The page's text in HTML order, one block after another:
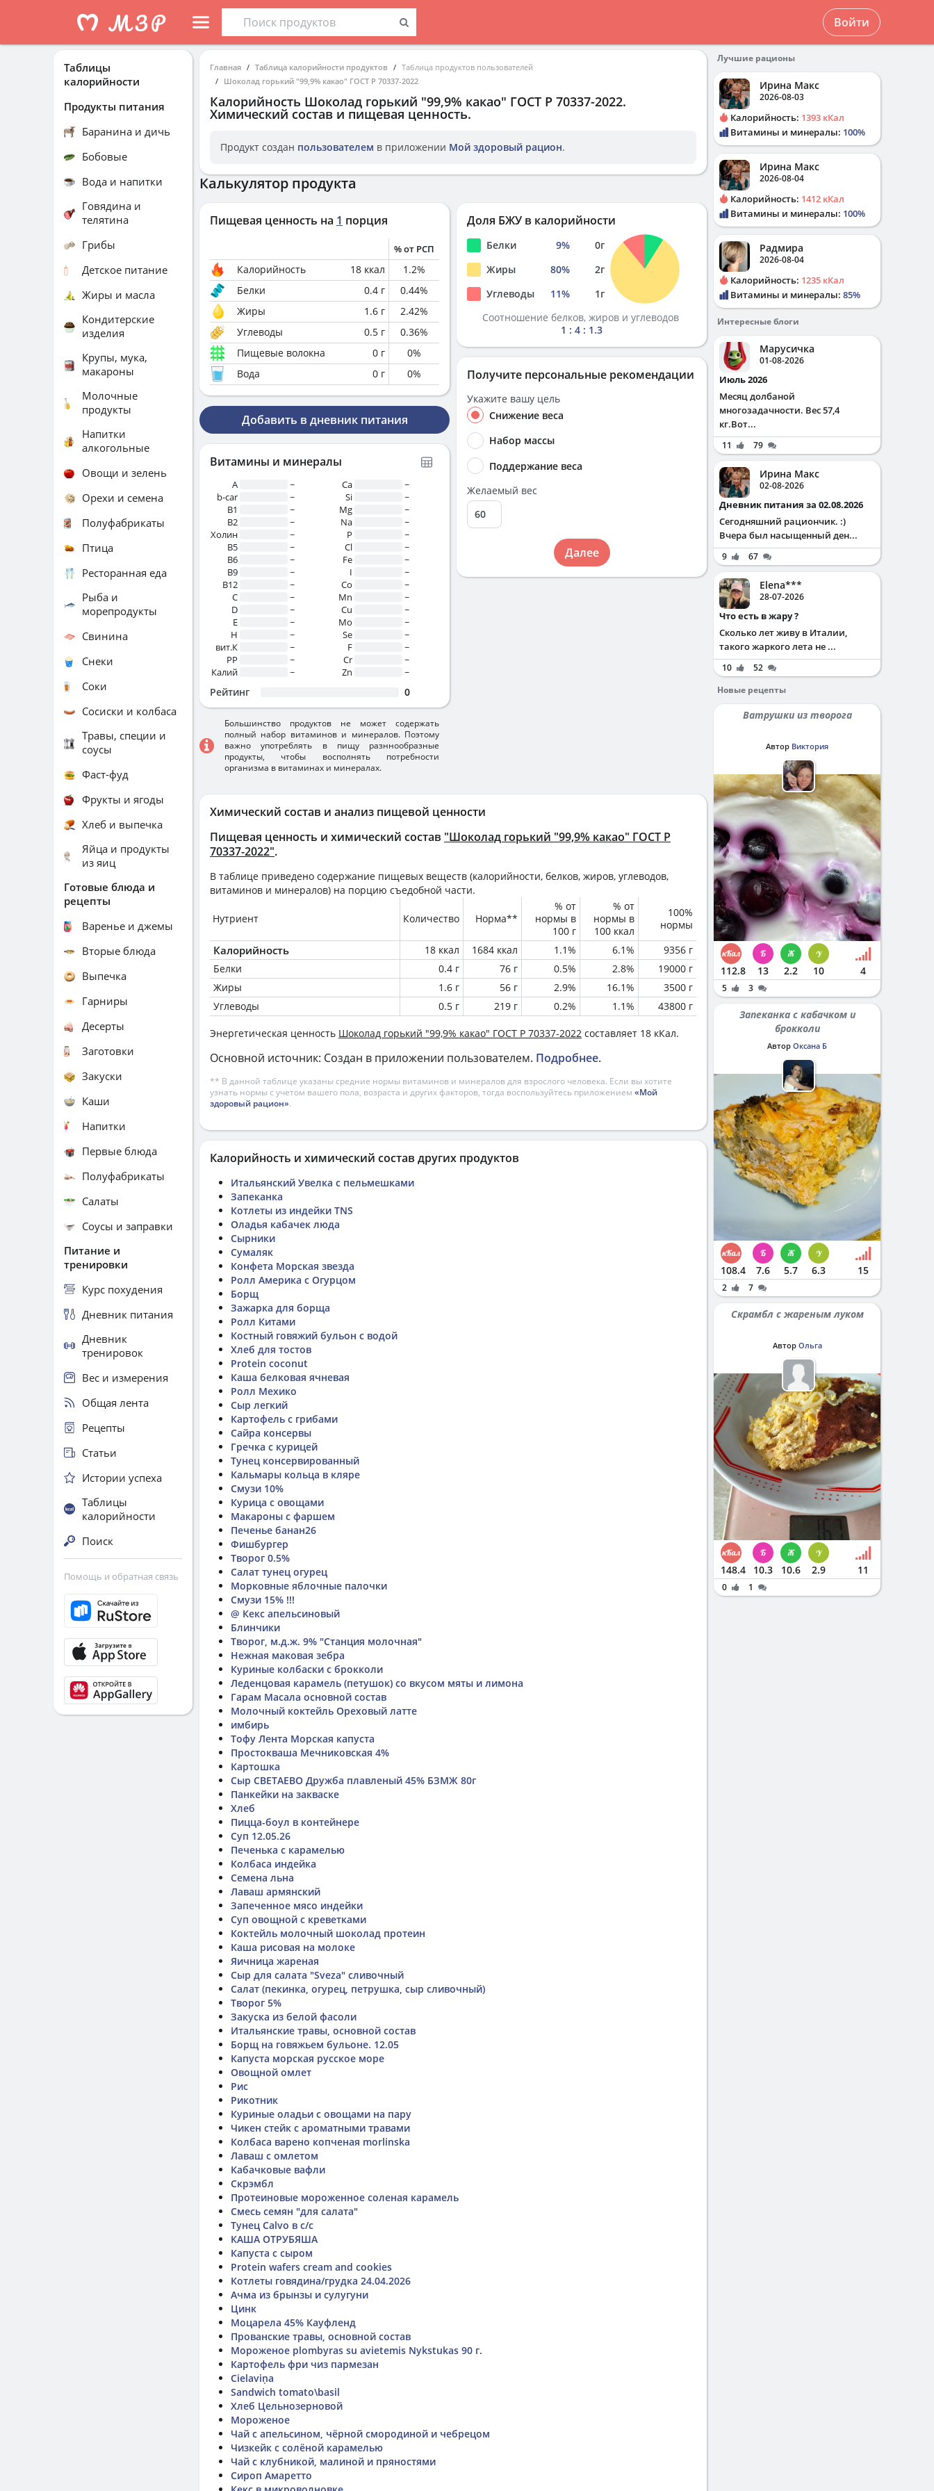
Войти
Главная Таблица калорийности продуктов
Таблица продуктов пользователей
Шоколад горький "99,9% какао" ГОСТ Р 70337-2022
Калорийность Шоколад горький "99,9% какао" ГОСТ Р 70337-2022.
Химический состав и пищевая ценность.
Продукт создан пользователем в приложении Мой здоровый рацион.
Химический состав и анализ пищевой ценности
Пищевая ценность и химический состав "Шоколад горький "99,9% какао" ГОСТ Р
70337-2022".
В таблице приведено содержание пищевых веществ (калорийности, белков, жиров, углеводов,
витаминов и минералов) на порцию съедобной части.
Нутриент Количество Норма**
% от
нормы в
100 г
% от
нормы в
100 ккал
100%
нормы
Калорийность 18 ккал 1684 ккал 1.1% 6.1%
9356 г
Белки
0.4 г 76 г 0.5% 2.8%
19000 г
Жиры
1.6 г 56 г 2.9% 16.1%
3500 г
Углеводы
0.5 г 219 г 0.2% 1.1% 43800 г
Энергетическая ценность Шоколад горький "99,9% какао" ГОСТ Р 70337-2022 составляет 18 кКал.
Основной источник: Создан в приложении пользователем. Подробнее.
** В данной таблице указаны средние нормы витаминов и минералов для взрослого человека. Если вы хотите
узнать нормы с учетом вашего пола, возраста и других факторов, тогда воспользуйтесь приложением «Мой
здоровый рацион».
Калькулятор продукта
Пищевая ценность на 1 порция
% от РСП
Калорийность 18 ккал 1.2%
Белки
0.4 г 0.44%
Жиры
1.6 г 2.42%
Углеводы
0.5 г 0.36%
Пищевые волокна
0 г 0%
Вода
0 г 0%
Добавить в дневник питания
Витамины и минералы
A
~
b-car
~
В1
~
B2
~
Холин
~
B5
~
B6
~
B9
~
B12
~
C
~
D
~
E
~
H
~
вит.К
~
PP
~
Калий
~
Ca
~
Si
~
Mg
~
Na
~
P
~
Cl
~
Fe
~
I
~
Co
~
Mn
~
Cu
~
Mo
~
Se
~
F
~
Cr
~
Zn
~
Рейтинг 0
Большинство продуктов не может содержать
полный набор витаминов и минералов. Поэтому
важно употреблять в пищу разннообразные
продукты, чтобы восполнять потребности
организма в витаминах и минералах.
Доля БЖУ в калорийности
Белки 9% 0г
Жиры
80% 2г
Углеводы
11% 1г
Соотношение белков, жиров и углеводов
1 : 4 : 1.3
Получите персональные рекомендации
Укажите вашу цель
Снижение веса
Набор массы
Поддержание веса
Желаемый вес
Далее
Калорийность и химический состав других продуктов
Итальянский Увелка с пельмешками
Запеканка
Котлеты из индейки TNS
Оладья кабачек люда
Сырники
Сумаляк
Конфета Морская звезда
Ролл Америка с Огурцом
Борщ
Зажарка для борща
Ролл Китами
Костный говяжий бульон с водой
Хлеб для тостов
Protein coconut
Каша белковая ячневая
Ролл Мехико
Сыр легкий
Картофель с грибами
Сайра консервы
Гречка с курицей
Тунец консервированный
Кальмары кольца в кляре
Смузи 10%
Курица с овощами
Макароны с фаршем
Печенье банан26
Фишбургер
Творог 0.5%
Салат тунец огурец
Морковные яблочные палочки
Смузи 15% !!!
@ Кекс апельсиновый
Блинчики
Творог, м.д.ж. 9% "Станция молочная"
Нежная маковая зебра
Куриные колбаски с брокколи
Леденцовая карамель (петушок) со вкусом мяты и лимона
Гарам Масала основной состав
Молочный коктейль Ореховый латте
имбирь
Тофу Лента Морская капуста
Простокваша Мечниковская 4%
Картошка
Сыр СВЕТАЕВО Дружба плавленый 45% БЗМЖ 80г
Панкейки на закваске
Хлеб
Пицца-боул в контейнере
Суп 12.05.26
Печенька с карамелью
Колбаса индейка
Семена льна
Лаваш армянский
Запеченное мясо индейки
Суп овощной с креветками
Коктейль молочный шоколад протеин
Каша рисовая на молоке
Яичница жареная
Сыр для салата "Sveza" сливочный
Салат (пекинка, огурец, петрушка, сыр сливочный)
Творог 5%
Закуска из белой фасоли
Итальянские травы, основной состав
Борщ на говяжьем бульоне. 12.05
Капуста морская русское море
Овощной омлет
Рис
Рикотник
Куриные оладьи с овощами на пару
Чикен стейк с ароматными травами
Колбаса варено копченая morlinska
Лаваш с омлетом
Кабачковые вафли
Скрэмбл
Протеиновые мороженное соленая карамель
Смесь семян "для салата"
Тунец Calvo в с/с
КАША ОТРУБЯША
Капуста с сыром
Protein wafers cream and cookies
Котлеты говядина/грудка 24.04.2026
Ачма из брынзы и сулугуни
Цинк
Моцарела 45% Кауфленд
Прованские травы, основной состав
Мороженое plombyras su avietemis Nykstukas 90 г.
Картофель фри чиз пармезан
Cielaviņa
Sandwich tomato\basil
Хлеб Цельнозерновой
Мороженое
Чай с апельсином, чёрной смородиной и чебрецом
Чизкейк с солёной карамелью
Чай с клубникой, малиной и пряностями
Сироп Амаретто
Таблицы
калорийности
Продукты питания
Баранина и дичь
Бобовые
Вода и напитки
Говядина и
телятина
Грибы
Детское питание
Жиры и масла
Кондитерские
изделия
Крупы, мука,
макароны
Молочные
продукты
Напитки
алкогольные
Овощи и зелень
Орехи и семена
Полуфабрикаты
Птица
Ресторанная еда
Рыба и
морепродукты
Свинина
Снеки
Соки
Сосиски и колбаса
Травы, специи и
соусы
Фаст-фуд
Фрукты и ягоды
Хлеб и выпечка
Яйца и продукты
из яиц
Готовые блюда и
рецепты
Варенье и джемы
Вторые блюда
Выпечка
Гарниры
Десерты
Заготовки
Закуски
Каши
Напитки
Первые блюда
Полуфабрикаты
Салаты
Соусы и заправки
Питание и
тренировки
Курс похудения
Дневник питания
Дневник
тренировок
Вес и измерения
Общая лента
Рецепты
Статьи
Истории успеха
Таблицы
калорийности
Поиск
Помощь и обратная связь
Лучшие рационы
Ирина Макс
2026-08-03
Калорийность: 1393 кКал
Витамины и минералы: 100%
Ирина Макс
2026-08-04
Калорийность: 1412 кКал
Витамины и минералы: 100%
Радмира
2026-08-04
Калорийность: 1235 кКал
Витамины и минералы: 85%
Интересные блоги
Марусичка
01-08-2026
Июль 2026
Месяц долбаной
многозадачности. Вес 57,4
кг.Вот...
11 79
Ирина Макс
02-08-2026
Дневник питания за 02.08.2026
Сегодняшний рациончик. :)
Вчера был насыщенный ден...
9 67
Elena***
28-07-2026
Что есть в жару ?
Сколько лет живу в Италии,
такого жаркого лета не ...
10
52
Новые рецепты
Ватрушки из творога
Автор Виктория
112.8 13 2.2 10 4
5 3
Запеканка с кабачком и
брокколи
Автор Оксана Б
108.4 7.6 5.7 6.3 15
2 7
Скрамбл с жареным луком
Автор Ольга
148.4 10.3 10.6 2.9 11
0 1